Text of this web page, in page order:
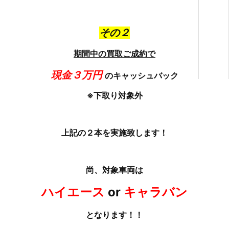
その２
期間中の買取ご成約で
現金３万円 のキャッシュバック
※下取り対象外
上記の２本を実施致します！
尚、対象車両は
ハイエース or キャラバン
となります！！